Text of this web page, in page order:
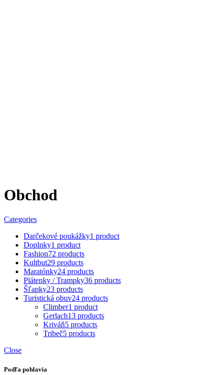
Obchod
Categories
Darčekové poukážky1 product
Doplnky1 product
Fashion72 products
Kultbut29 products
Maratónky24 products
Plátenky / Trampky36 products
Šľapky23 products
Turistická obuv24 products
Climber1 product
Gerlach13 products
Kriváň5 products
Tribeč5 products
Close
Podľa pohlavia